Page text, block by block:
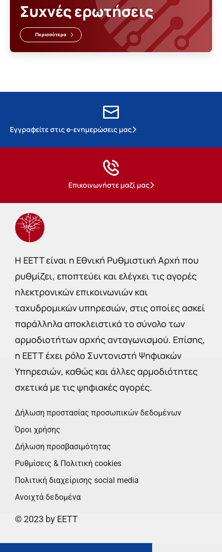
Συχνές ερωτήσεις
Περισσότερα
Εγγραφείτε στις e-ενημερώσεις μας
Επικοινωνήστε μαζί μας
Η EETT είναι η Εθνική Ρυθμιστική Αρχή που
ρυθμίζει, εποπτεύει και ελέγχει τις αγορές
ηλεκτρονικών επικοινωνιών και
ταχυδρομικών υπηρεσιών, στις οποίες ασκεί
παράλληλα αποκλειστικά το σύνολο των
αρμοδιοτήτων αρχής ανταγωνισμού. Επίσης,
η ΕΕΤΤ έχει ρόλο Συντονιστή Ψηφιακών
Υπηρεσιών, καθώς και άλλες αρμοδιότητες
σχετικά με τις ψηφιακές αγορές.
Δήλωση προστασίας προσωπικών δεδομένων
Όροι χρήσης
Δήλωση προσβασιμότητας
Ρυθμίσεις & Πολιτική cookies
Πολιτική διαχείρισης social media
Ανοιχτά δεδομένα
© 2023 by EETT